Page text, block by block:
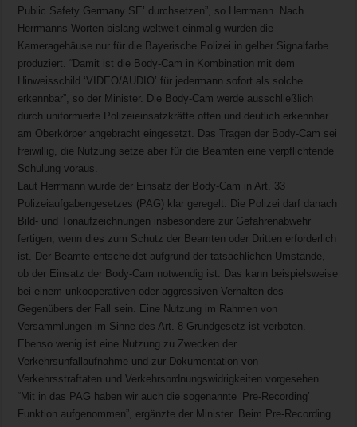
Public Safety Germany SE’ durchsetzen”, so Herrmann. Nach
Herrmanns Worten bislang weltweit einmalig wurden die
Kameragehäuse nur für die Bayerische Polizei in gelber Signalfarbe
produziert. “Damit ist die Body-Cam in Kombination mit dem
Hinweisschild ‘VIDEO/AUDIO’ für jedermann sofort als solche
erkennbar”, so der Minister. Die Body-Cam werde ausschließlich
durch uniformierte Polizeieinsatzkräfte offen und deutlich erkennbar
am Oberkörper angebracht eingesetzt. Das Tragen der Body-Cam sei
freiwillig, die Nutzung setze aber für die Beamten eine verpflichtende
Schulung voraus.
Laut Herrmann wurde der Einsatz der Body-Cam in Art. 33
Polizeiaufgabengesetzes (PAG) klar geregelt. Die Polizei darf danach
Bild- und Tonaufzeichnungen insbesondere zur Gefahrenabwehr
fertigen, wenn dies zum Schutz der Beamten oder Dritten erforderlich
ist. Der Beamte entscheidet aufgrund der tatsächlichen Umstände,
ob der Einsatz der Body-Cam notwendig ist. Das kann beispielsweise
bei einem unkooperativen oder aggressiven Verhalten des
Gegenübers der Fall sein. Eine Nutzung im Rahmen von
Versammlungen im Sinne des Art. 8 Grundgesetz ist verboten.
Ebenso wenig ist eine Nutzung zu Zwecken der
Verkehrsunfallaufnahme und zur Dokumentation von
Verkehrsstraftaten und Verkehrsordnungswidrigkeiten vorgesehen.
“Mit in das PAG haben wir auch die sogenannte ‘Pre-Recording’
Funktion aufgenommen”, ergänzte der Minister. Beim Pre-Recording